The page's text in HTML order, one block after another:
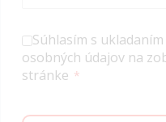
Súhlasím s
osobných údajov na
stránke